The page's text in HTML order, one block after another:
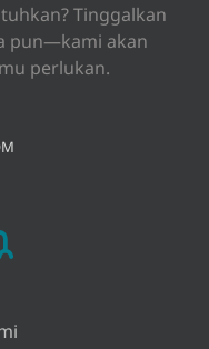
Tinggalkan
pun—kami akan
perlukan.